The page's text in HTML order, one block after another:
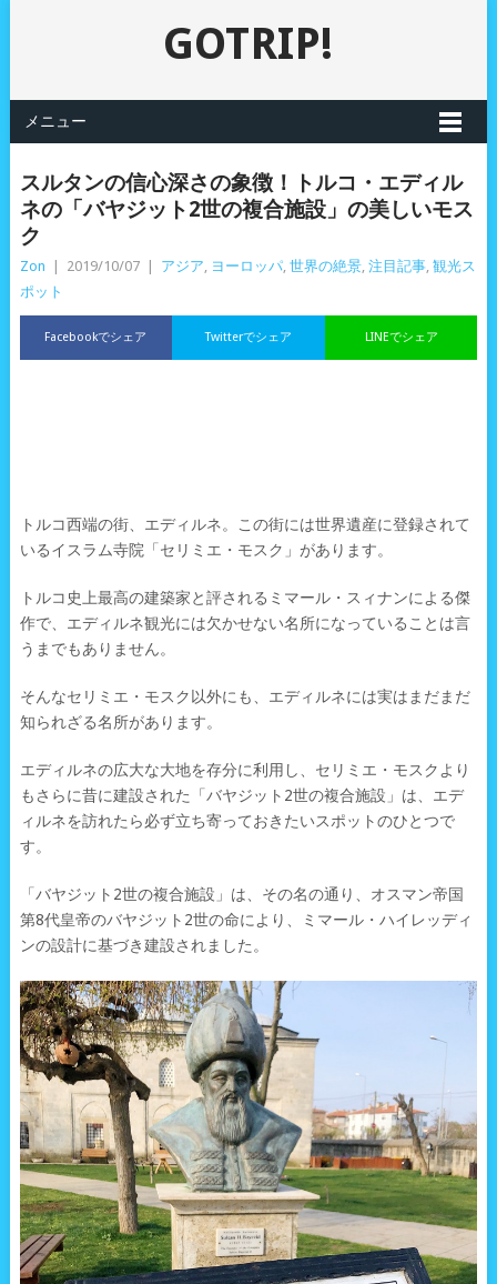
GOTRIP!
メニュー
スルタンの信心深さの象徴！トルコ・エディル
ネの「バヤジット2世の複合施設」の美しいモス
ク
Zon 2019/10/07 アジア, ヨーロッパ, 世界の絶景, 注目記事, 観光ス
ポット
Facebookでシェア LINEでシェア
Twitterでシェア
トルコ西端の街、エディルネ。この街には世界遺産に登録されて
いるイスラム寺院「セリミエ・モスク」があります。
トルコ史上最高の建築家と評されるミマール・スィナンによる傑
作で、エディルネ観光には欠かせない名所になっていることは言
うまでもありません。
そんなセリミエ・モスク以外にも、エディルネには実はまだまだ
知られざる名所があります。
エディルネの広大な大地を存分に利用し、セリミエ・モスクより
もさらに昔に建設された「バヤジット2世の複合施設」は、エデ
ィルネを訪れたら必ず立ち寄っておきたいスポットのひとつで
す。
「バヤジット2世の複合施設」は、その名の通り、オスマン帝国
第8代皇帝のバヤジット2世の命により、ミマール・ハイレッディ
ンの設計に基づき建設されました。